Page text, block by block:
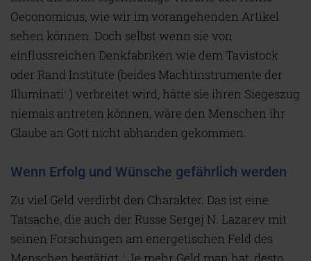
Oeconomicus, wie wir im vorangehenden Artikel
sehen können. Doch selbst wenn sie von
einflussreichen Denkfabriken wie dem Tavistock
oder Rand Institute (beides Machtinstrumente der
Illuminati ) verbreitet wird, hätte sie ihren Siegeszug
niemals antreten können, wäre den Menschen ihr
Glaube an Gott nicht abhanden gekommen.
Wenn Erfolg und Wünsche gefährlich werden
Zu viel Geld verdirbt den Charakter. Das ist eine
Tatsache, die auch der Russe Sergej N. Lazarev mit
seinen Forschungen am energetischen Feld des
2